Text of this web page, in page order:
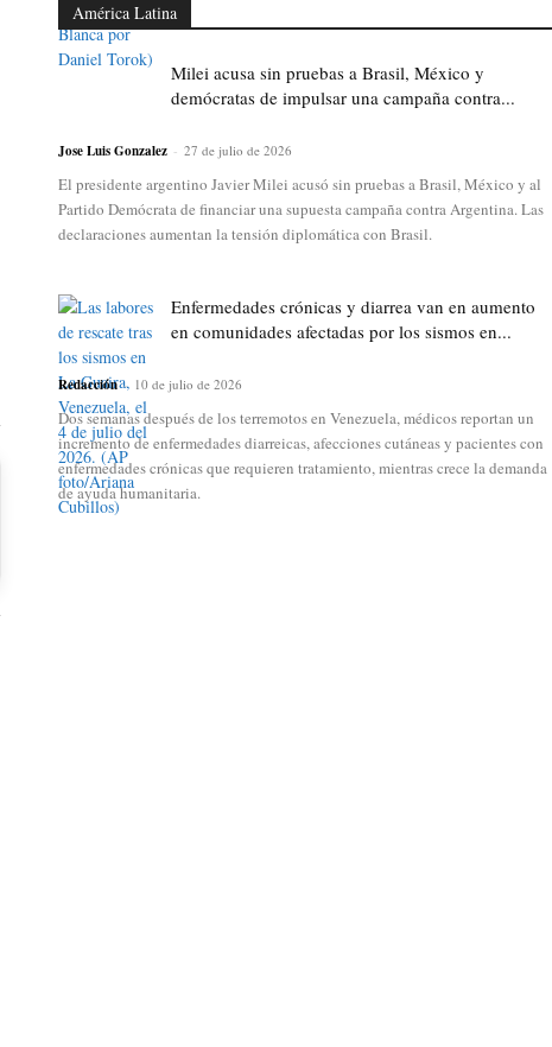
América Latina
Milei acusa sin pruebas a Brasil, México y
demócratas de impulsar una campaña contra...
Jose Luis Gonzalez - 27 de julio de 2026
El presidente argentino Javier Milei acusó sin pruebas a Brasil, México y al
Partido Demócrata de financiar una supuesta campaña contra Argentina. Las
declaraciones aumentan la tensión diplomática con Brasil.
Enfermedades crónicas y diarrea van en aumento
en comunidades afectadas por los sismos en...
Redacción - 10 de julio de 2026
Dos semanas después de los terremotos en Venezuela, médicos reportan un
incremento de enfermedades diarreicas, afecciones cutáneas y pacientes con
enfermedades crónicas que requieren tratamiento, mientras crece la demanda
de ayuda humanitaria.